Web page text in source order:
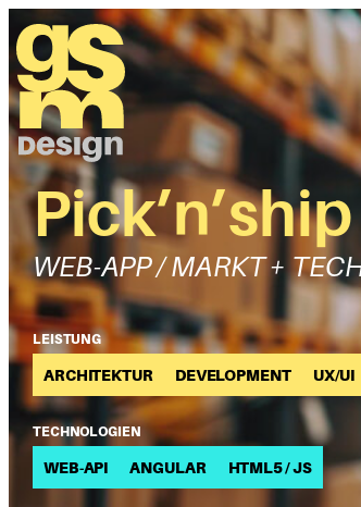
Zum
Inhalt
springen
Pick’n’ship
WEB-APP /MARKT +
LEISTUNG
ARCHITEKTUR DEVELOPMENT UX/UI
TECHNOLOGIEN
WEB-API ANGULAR HTML5 / JS